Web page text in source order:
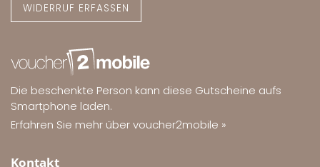
WIDERRUF ERFASSEN
Die beschenkte Person kann diese Gutscheine aufs
Smartphone laden.
Erfahren Sie mehr über voucher2mobile »
Kontakt